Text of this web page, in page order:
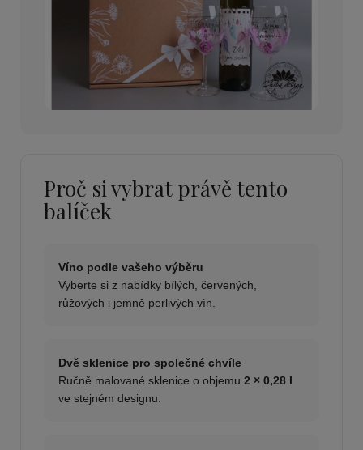
Proč si vybrat právě tento
balíček
Víno podle vašeho výběru
Vyberte si z nabídky bílých, červených,
růžových i jemně perlivých vín.
Dvě sklenice pro společné chvíle
Ručně malované sklenice o objemu 2 × 0,28 l
ve stejném designu.